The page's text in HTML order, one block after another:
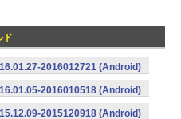
ド
2016012721 (Android)
2016010518 (Android)
2015120918 (Android)